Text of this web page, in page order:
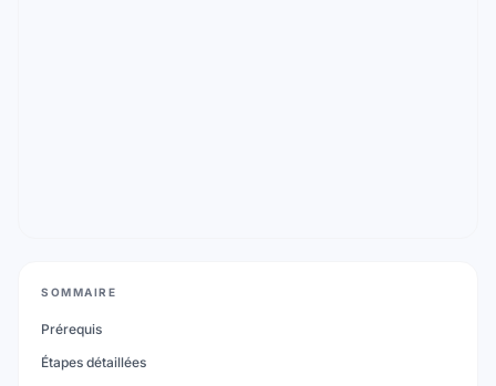
SOMMAIRE
Prérequis
Étapes détaillées